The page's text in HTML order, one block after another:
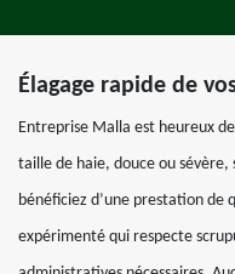
Élagage rapide de
Entreprise Malla est heureux
taille de haie, douce ou sévère,
bénéficiez d’une prestation de
expérimenté qui respecte